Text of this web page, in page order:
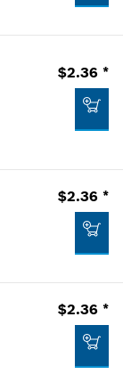
$2.36 *
$2.36 *
$2.36 *